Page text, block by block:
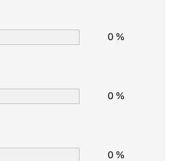
0 %
0 %
0 %